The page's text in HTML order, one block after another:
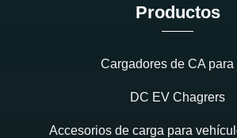
Productos
Cargadores de CA para
DC EV Chagrers
Accesorios de carga para